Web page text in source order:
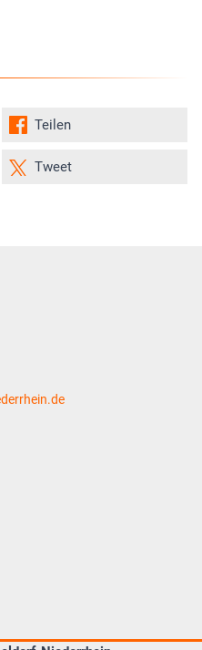
Teilen
Tweet